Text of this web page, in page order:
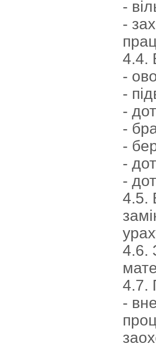
-
-
4.4.
-
-
-
-
-
-
-
4.5.
4.6.
4.7.
-